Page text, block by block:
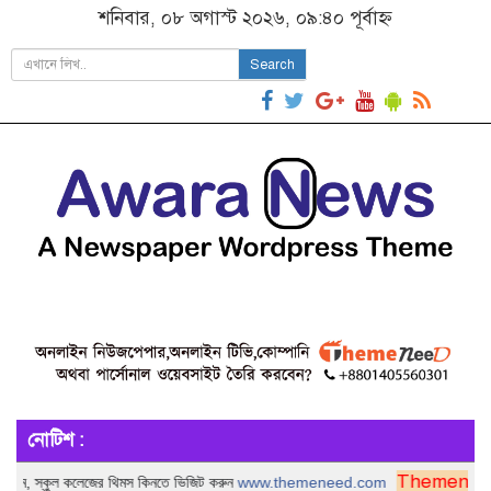
শনিবার, ০৮ অগাস্ট ২০২৬, ০৯:৪০ পূর্বাহ্ন
Search
নোটিশ :
থিমস কিনতে ভিজিট করুনwww.themeneed.com Themeneed.Com,